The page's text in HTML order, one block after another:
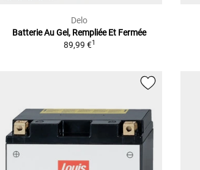
Delo
Batterie Au Gel, Rempliée Et Fermée
89,99 €1